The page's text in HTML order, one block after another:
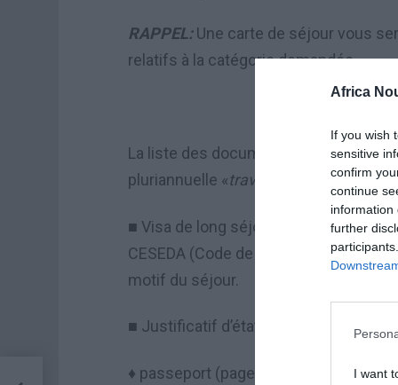
Africa
If you wish
sensitive
confirm
continue
information
further
I want
RAPPEL:Une carte de séjour vous
relatifs à la catégorie demandée.
La liste des documents communs à
pluriannuelle «travailleur saisonnier »
■ Visa de long séjour d une validitéde
CESEDA (Code de l’Entrée et du
motif du séjour.
■ Justificatif d’état civil et de nationalit
♦ passeport (pages relatives à l’état